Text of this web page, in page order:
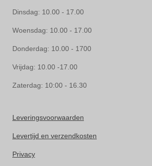
Dinsdag: 10.00 - 17.00
Woensdag: 10.00 - 17.00
Donderdag: 10.00 - 1700
Vrijdag: 10.00 -17.00
Zaterdag: 10:00 - 16.30
Leveringsvoorwaarden
Levertijd en verzendkosten
Privacy